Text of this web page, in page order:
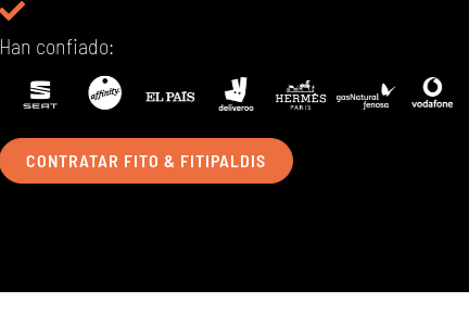
Han confiado:
CONTRATAR FITO & FITIPALDIS